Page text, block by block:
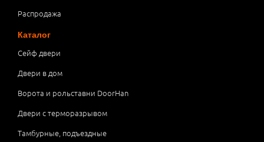
Распродажа
Каталог
Сейф двери
Двери в дом
Ворота и рольставни DoorHan
Двери с терморазрывом
Тамбурные, подъездные